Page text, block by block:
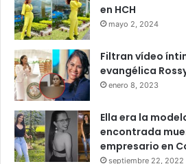
en HCH
mayo 2, 2024
Filtran vídeo
evangélica
enero 8, 2023
Ella era la
encontrada
empresario en
septiembre 22, 2022